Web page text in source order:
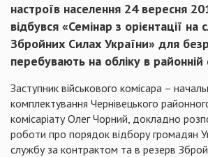
настроїв населення 24 вересня
відбувся «Семінар з орієнтації на
Збройних Силах України» для
перебувають на обліку в
Заступник військового комісара –
комплектування Чернівецького
комісаріату Олег Чорний, докладно
роботи про порядок відбору громадян
службу за контрактом та в резерв